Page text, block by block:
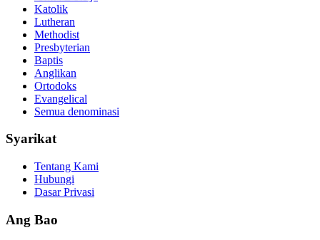
Katolik
Lutheran
Methodist
Presbyterian
Baptis
Anglikan
Ortodoks
Evangelical
Semua denominasi
Syarikat
Tentang Kami
Hubungi
Dasar Privasi
Ang Bao